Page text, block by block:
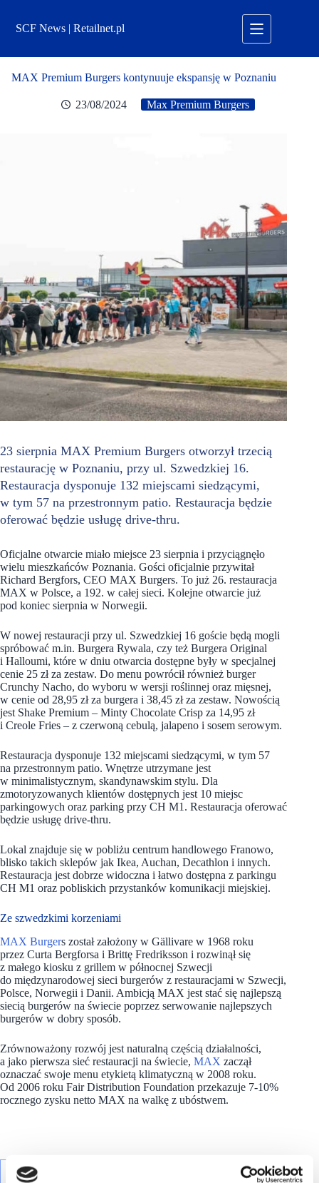
treściSCF News | Retailnet.pl
MAX Premium Burgers kontynuuje ekspansję w Poznaniu
23/08/2024 Max Premium Burgers
23 sierpnia MAX Premium Burgers otworzył trzecią
restaurację w Poznaniu, przy ul. Szwedzkiej 16.
Restauracja dysponuje 132 miejscami siedzącymi,
w tym 57 na przestronnym patio. Restauracja będzie
oferować będzie usługę drive-thru.
Oficjalne otwarcie miało miejsce 23 sierpnia i przyciągnęło
wielu mieszkańców Poznania. Gości oficjalnie przywitał
Richard Bergfors, CEO MAX Burgers. To już 26. restauracja
MAX w Polsce, a 192. w całej sieci. Kolejne otwarcie już
pod koniec sierpnia w Norwegii.
W nowej restauracji przy ul. Szwedzkiej 16 goście będą mogli
spróbować m.in. Burgera Rywala, czy też Burgera Original
i Halloumi, które w dniu otwarcia dostępne były w specjalnej
cenie 25 zł za zestaw. Do menu powrócił również burger
Crunchy Nacho, do wyboru w wersji roślinnej oraz mięsnej,
w cenie od 28,95 zł za burgera i 38,45 zł za zestaw. Nowością
jest Shake Premium – Minty Chocolate Crisp za 14,95 zł
i Creole Fries – z czerwoną cebulą, jalapeno i sosem serowym.
Restauracja dysponuje 132 miejscami siedzącymi, w tym 57
na przestronnym patio. Wnętrze utrzymane jest
w minimalistycznym, skandynawskim stylu. Dla
zmotoryzowanych klientów dostępnych jest 10 miejsc
parkingowych oraz parking przy CH M1. Restauracja oferować
będzie usługę drive-thru.
Lokal znajduje się w pobliżu centrum handlowego Franowo,
blisko takich sklepów jak Ikea, Auchan, Decathlon i innych.
Restauracja jest dobrze widoczna i łatwo dostępna z parkingu
CH M1 oraz pobliskich przystanków komunikacji miejskiej.
Ze szwedzkimi korzeniami
MAX Burgers został założony w Gällivare w 1968 roku
przez Curta Bergforsa i Brittę Fredriksson i rozwinął się
z małego kiosku z grillem w północnej Szwecji
do międzynarodowej sieci burgerów z restauracjami w Szwecji,
Polsce, Norwegii i Danii. Ambicją MAX jest stać się najlepszą
siecią burgerów na świecie poprzez serwowanie najlepszych
burgerów w dobry sposób.
Zrównoważony rozwój jest naturalną częścią działalności,
a jako pierwsza sieć restauracji na świecie, MAX zaczął
oznaczać swoje menu etykietą klimatyczną w 2008 roku.
Od 2006 roku Fair Distribution Foundation przekazuje 7-10%
rocznego zysku netto MAX na walkę z ubóstwem.